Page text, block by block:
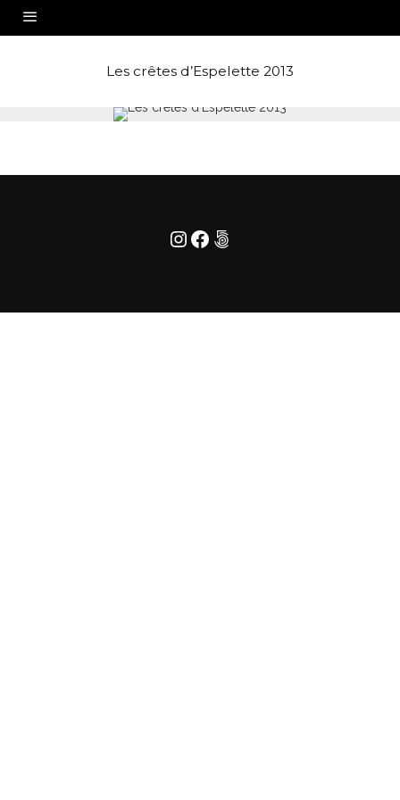
Les crêtes d’Espelette 2013
Instagram
Facebook
500px